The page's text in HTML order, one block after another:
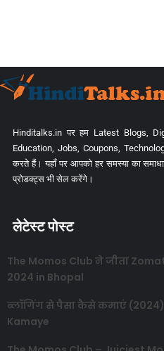
Hinditalks.in पर हम Latest Blogs,
Education, Jobs, Coupons,
करते हैं। यहाँ पर आपको हर समस्या का
प्रोडक्ट्स भी सेल करेंगे।
लेटेस्ट पोस्ट
The Momos Club ने जीता
2024 in Bhopal
ब्लॉगिंग से पैसा कैसे कमाएं
Kamaye